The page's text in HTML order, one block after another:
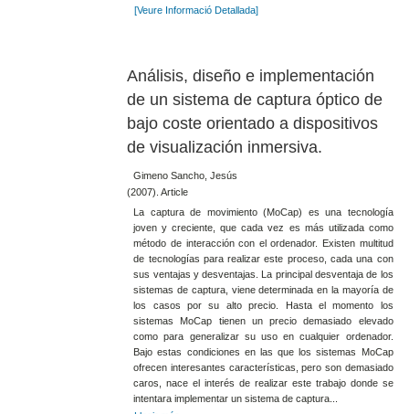
[Veure Informació Detallada]
Análisis, diseño e implementación
de un sistema de captura óptico de
bajo coste orientado a dispositivos
de visualización inmersiva.
Gimeno Sancho, Jesús
(2007). Article
La captura de movimiento (MoCap) es una tecnología
joven y creciente, que cada vez es más utilizada como
método de interacción con el ordenador. Existen multitud
de tecnologías para realizar este proceso, cada una con
sus ventajas y desventajas. La principal desventaja de los
sistemas de captura, viene determinada en la mayoría de
los casos por su alto precio. Hasta el momento los
sistemas MoCap tienen un precio demasiado elevado
como para generalizar su uso en cualquier ordenador.
Bajo estas condiciones en las que los sistemas MoCap
ofrecen interesantes características, pero son demasiado
caros, nace el interés de realizar este trabajo donde se
intentara implementar un sistema de captura...